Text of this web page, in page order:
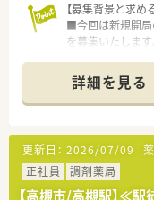
体調不良や家庭
います。
■風通しの良いア
もすぐに馴染め
ります。
【募集背景と求め
■今回は新規開局
を募集いたします。
極的に学んでい
■多くの患者様が
滑なコミュニケ
【求人情報につい
■ご経験に応じて
4.5ヶ月分の賞与
■年間休日は119
詳細を見る
更新日： 2026/07/09
正社員
調剤薬局
【高槻市/高槻駅】≪